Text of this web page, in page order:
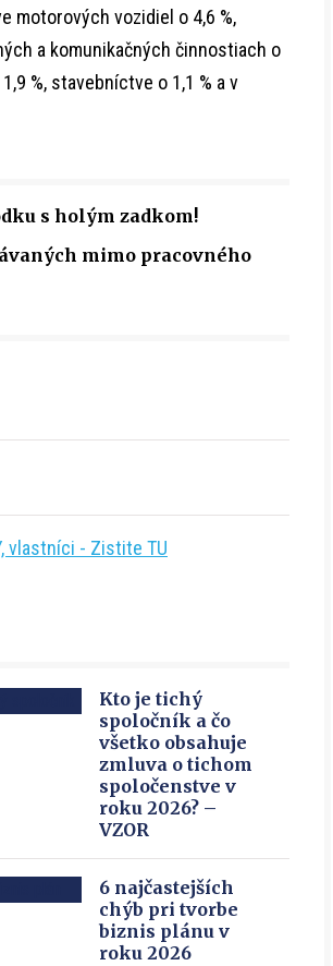
motorových vozidiel o 4,6 %,
a komunikačných činnostiach o
%, stavebníctve o 1,1 % a v
s holým zadkom!
mimo pracovného
vlastníci - Zistite TU
Kto je tichý
spoločník a čo
všetko obsahuje
zmluva o tichom
spoločenstve v
roku 2026? –
VZOR
6 najčastejších
chýb pri tvorbe
biznis plánu v
roku 2026